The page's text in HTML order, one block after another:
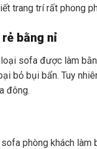
trang trí rất phong
bằng nỉ
sofa được làm
bỏ bụi bẩn. Tuy
đông.
phòng khách